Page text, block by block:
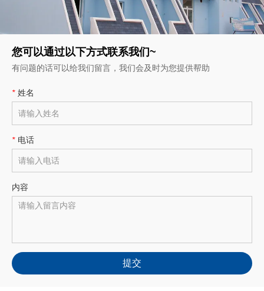
您可以通过以下方式联系我们~
有问题的话可以给我们留言，我们会及时为您提供帮助
* 姓名
* 电话
内容
提交